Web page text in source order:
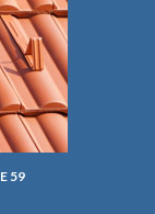
59